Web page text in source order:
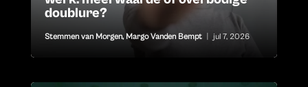
doublure?
Stemmen van Morgen, Margo Vanden Bempt jul 7, 2026